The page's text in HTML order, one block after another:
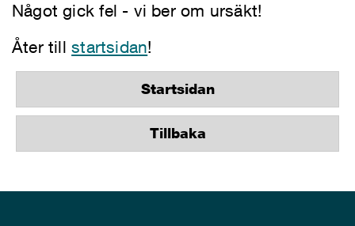
Något gick fel - vi ber om ursäkt!
Åter tillstartsidan!
Startsidan
Tillbaka